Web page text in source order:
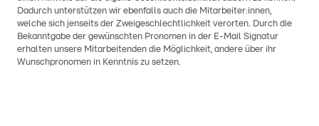
Dadurch unterstützen wir ebenfalls auch die Mitarbeiter:innen,
welche sich jenseits der Zweigeschlechtlichkeit verorten. Durch die
Bekanntgabe der gewünschten Pronomen in der E-Mail Signatur
erhalten unsere Mitarbeitenden die Möglichkeit, andere über ihr
Wunschpronomen in Kenntnis zu setzen.